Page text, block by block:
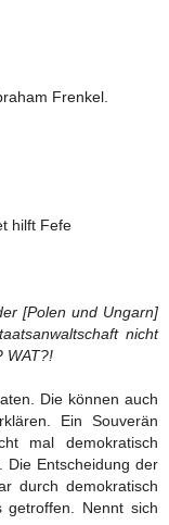
Frenkel.
hilft Fefe
[Polen und Ungarn]
nicht
WAT?!
Die können auch
Ein Souverän
mal demokratisch
Die Entscheidung der
durch demokratisch
getroffen. Nennt sich